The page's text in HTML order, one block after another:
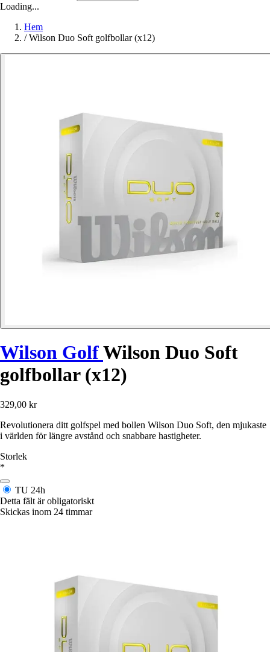
Loading...
Hem
/ Wilson Duo Soft golfbollar (x12)
Wilson GolfWilson Duo Soft
golfbollar (x12)
329,00 kr
Revolutionera ditt golfspel med bollen Wilson Duo Soft, den mjukaste
i världen för längre avstånd och snabbare hastigheter.
Storlek
*
TU 24h
Detta fält är obligatoriskt
Skickas inom 24 timmar